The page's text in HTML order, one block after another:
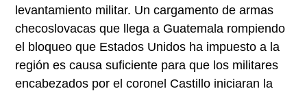
levantamiento militar. Un cargamento de armas
checoslovacas que llega a Guatemala rompiendo
el bloqueo que Estados Unidos ha impuesto a la
región es causa suficiente para que los militares
encabezados por el coronel Castillo iniciaran la